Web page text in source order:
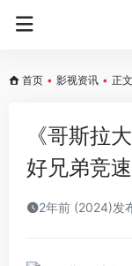
首页 • 影视资讯 • 正文
《哥斯拉
好兄弟竞
2年前 (2024)发